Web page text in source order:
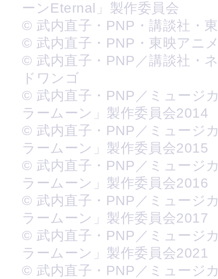
ーンEternal」製作委員会
© 武内直子・PNP・講談社・
© 武内直子・PNP・東映アニ
© 武内直子・PNP／講談社・
ドワンゴ
© 武内直子・PNP／ミュージ
ラームーン」製作委員会2014
© 武内直子・PNP／ミュージ
ラームーン」製作委員会2015
© 武内直子・PNP／ミュージ
ラームーン」製作委員会2016
© 武内直子・PNP／ミュージ
ラームーン」製作委員会2017
© 武内直子・PNP／ミュージ
ラームーン」製作委員会2021
© 武内直子・PNP／ミュージ